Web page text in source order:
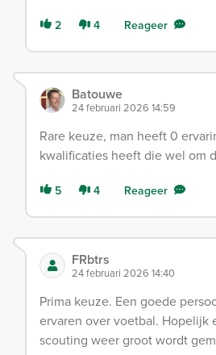
2 4 Reageer
Batouwe
24 februari 2026 14:59
Rare keuze, man heeft 0
kwalificaties heeft die wel om
5 4 Reageer
FRbtrs
24 februari 2026 14:40
Prima keuze. Een goede
ervaren over voetbal. Hopelijk
scouting weer groot wordt